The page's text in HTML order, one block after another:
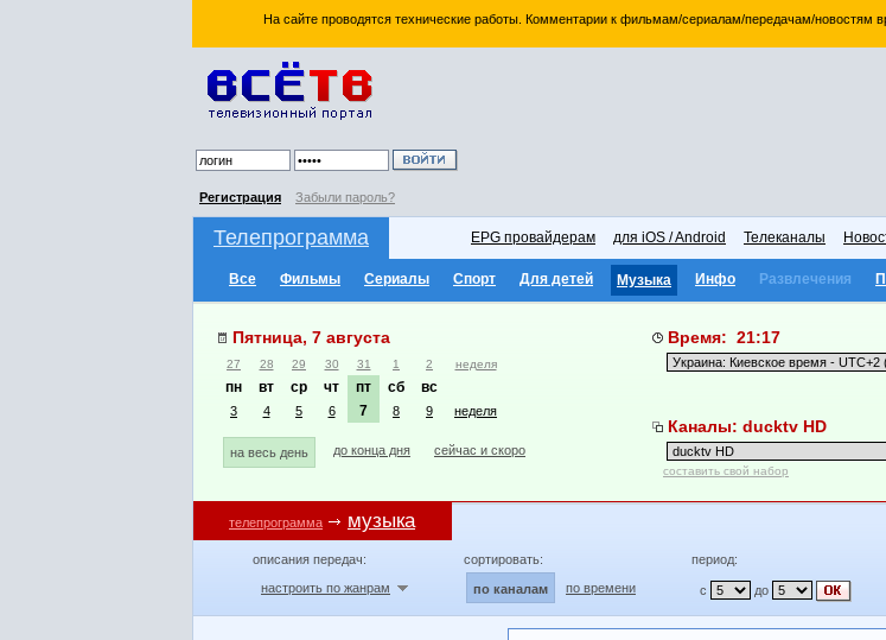
На сайте проводятся технические работы. Комментарии к фильмам/сериалам/передачам/новостям
Регистрация Забыли пароль?
Телепрограмма EPG провайдерам для iOS / Android Телеканалы
Все Фильмы Сериалы Спорт Для детей Музыка Инфо Развлечения
Пятница, 7 августа
27 28 29 30 31 1 2 неделя
пн вт ср чт пт сб вс
3 4 5 6 7 8 9 неделя
на весь день до конца дня сейчас и скоро
Время: 21:17
Каналы: ducktv HD
составить свой набор
телепрограмма музыка
описания передач:
настроить по жанрам
сортировать:
по каналам по времени
период:
с до